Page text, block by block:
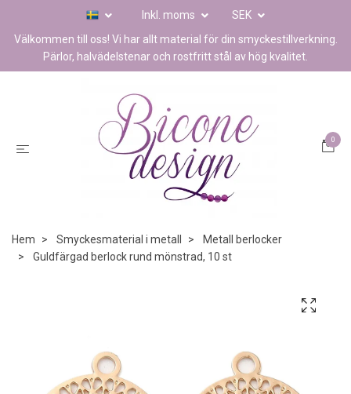
Inkl. moms
SEK
Välkommen till oss! Vi har allt material för din smyckestillverkning.
Pärlor, halvädelstenar och rostfritt stål av hög kvalitet.
0
Hem Smyckesmaterial i metall
Metall berlocker
Guldfärgad berlock rund mönstrad, 10 st